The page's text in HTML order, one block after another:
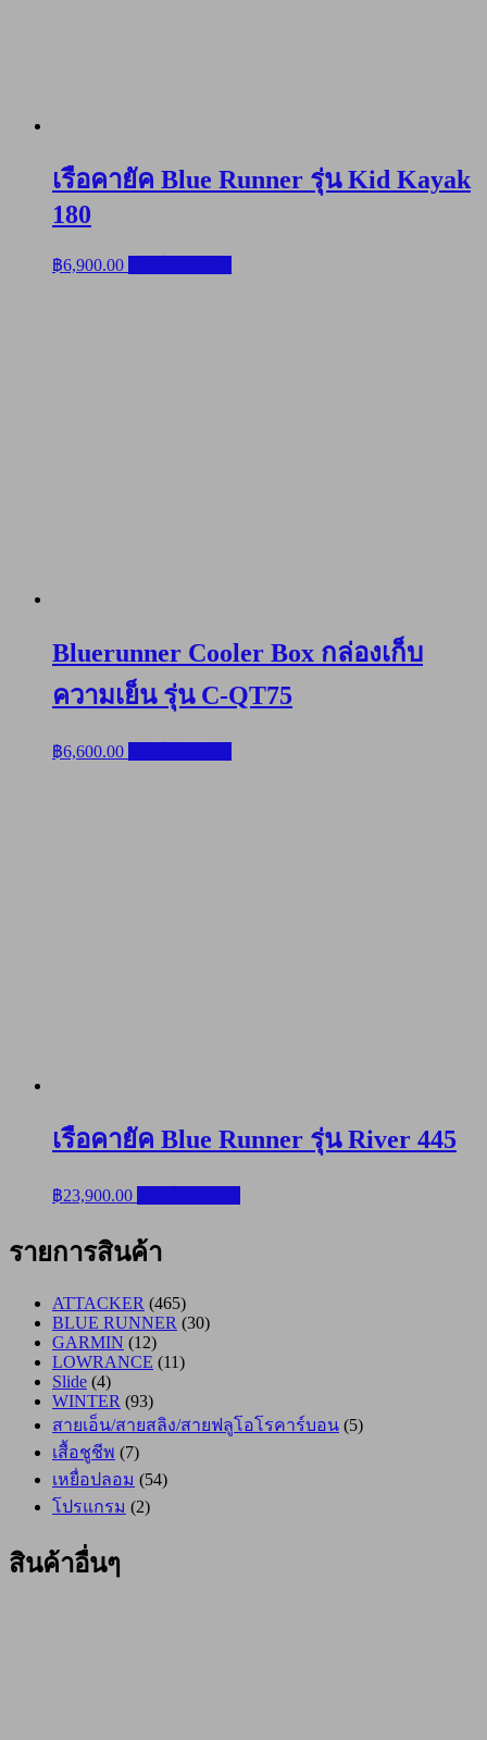
เรือคายัค Blue Runner รุ่น Kid Kayak
180
฿6,900.00
Bluerunner Cooler Box กล่องเก็บ
ความเย็น รุ่น C-QT75
฿6,600.00
เรือคายัค Blue Runner รุ่น River 445
฿23,900.00
รายการสินค้า
ATTACKER (465)
BLUE RUNNER (30)
GARMIN (12)
LOWRANCE (11)
Slide (4)
WINTER (93)
สายเอ็น/สายสลิง/สายฟลูโอโรคาร์บอน (5)
เสื้อชูชีพ (7)
เหยื่อปลอม (54)
โปรแกรม (2)
สินค้าอื่นๆ